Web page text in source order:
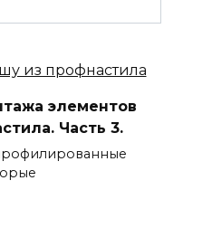
элементов
Часть 3.